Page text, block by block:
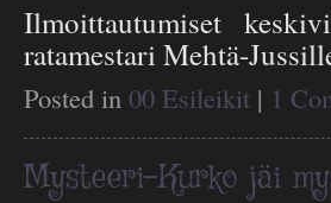
Ilmoittautumiset
ratamestari Mehtä-
Posted in 00 Esileikit | 1
Mysteeri-Kurko jäi